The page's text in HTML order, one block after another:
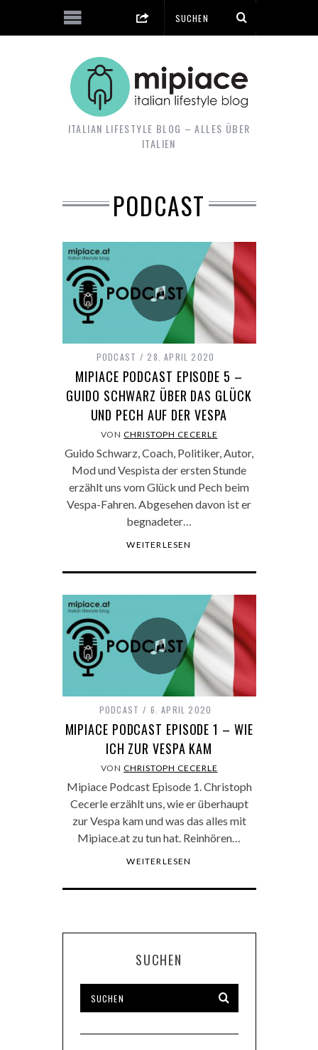
ITALIAN LIFESTYLE BLOG – ALLES ÜBER
ITALIEN
PODCAST
PODCAST 28. APRIL 2020
MIPIACE PODCAST EPISODE 5 –
GUIDO SCHWARZ ÜBER DAS GLÜCK
UND PECH AUF DER VESPA
VONCHRISTOPH CECERLE
Guido Schwarz, Coach, Politiker, Autor,
Mod und Vespista der ersten Stunde
erzählt uns vom Glück und Pech beim
Vespa-Fahren. Abgesehen davon ist er
begnadeter…
WEITERLESEN
PODCAST 6. APRIL 2020
MIPIACE PODCAST EPISODE 1 – WIE
ICH ZUR VESPA KAM
VONCHRISTOPH CECERLE
Mipiace Podcast Episode 1. Christoph
Cecerle erzählt uns, wie er überhaupt
zur Vespa kam und was das alles mit
Mipiace.at zu tun hat. Reinhören…
WEITERLESEN
SUCHEN